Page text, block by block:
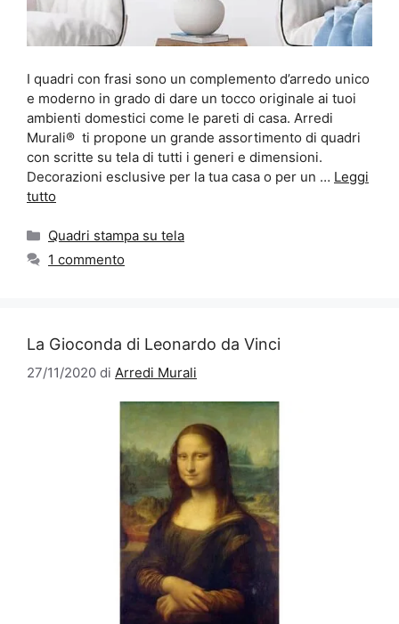
I quadri con frasi sono un complemento d’arredo unico
e moderno in grado di dare un tocco originale ai tuoi
ambienti domestici come le pareti di casa. Arredi
Murali® ti propone un grande assortimento di quadri
con scritte su tela di tutti i generi e dimensioni.
Decorazioni esclusive per la tua casa o per un … Leggi
tutto
Categorie
Quadri stampa su tela
1 commento
La Gioconda di Leonardo da Vinci
27/11/2020 di Arredi Murali